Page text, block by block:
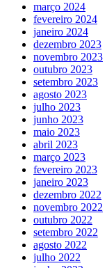
março 2024
fevereiro 2024
janeiro 2024
dezembro 2023
novembro 2023
outubro 2023
setembro 2023
agosto 2023
julho 2023
junho 2023
maio 2023
abril 2023
março 2023
fevereiro 2023
janeiro 2023
dezembro 2022
novembro 2022
outubro 2022
setembro 2022
agosto 2022
julho 2022